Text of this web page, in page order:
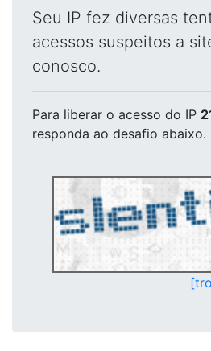
Seu IP fez diversas
acessos suspeitos a
conosco.
Para liberar o acesso do IP
responda ao desafio abaixo.